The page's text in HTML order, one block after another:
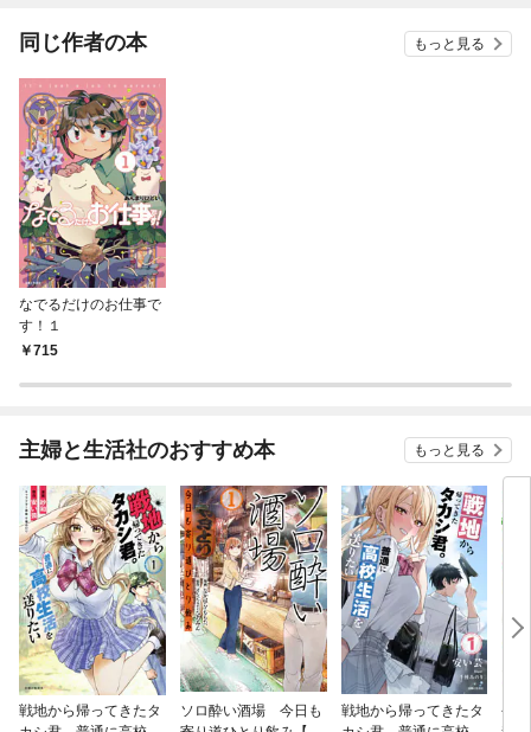
同じ作者の本 もっと見る
なでるだけのお仕事で
す！１
715
主婦と生活社のおすすめ本 もっと見る
戦地から帰ってきたタ
ソロ酔い酒場 今日も
戦地から帰ってきたタ
今